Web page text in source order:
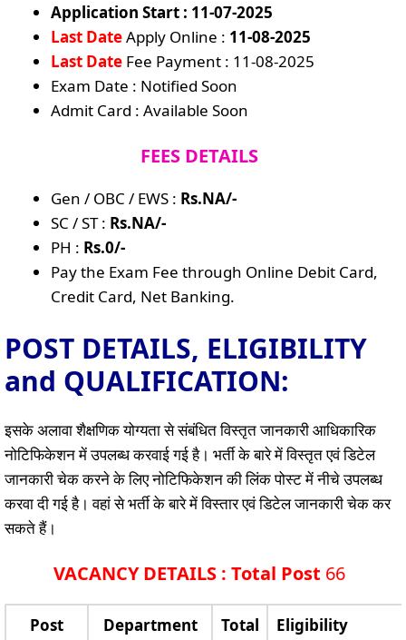
Application Start : 11-07-2025
Last DateApply Online : 11-08-2025
Last Date Fee Payment : 11-08-2025
Exam Date : Notified Soon
Admit Card : Available Soon
FEES DETAILS
Gen / OBC / EWS : Rs.NA/-
SC / ST : Rs.NA/-
PH : Rs.0/-
Pay the Exam Fee through Online Debit Card,
Credit Card, Net Banking.
POST DETAILS, ELIGIBILITY
and QUALIFICATION:
इसके अलावा शैक्षणिक योग्यता से संबंधित विस्तृत जानकारी आधिकारिक
नोटिफिकेशन में उपलब्ध करवाई गई है। भर्ती के बारे में विस्तृत एवं डिटेल
जानकारी चेक करने के लिए नोटिफिकेशन की लिंक पोस्ट में नीचे उपलब्ध
करवा दी गई है। वहां से भर्ती के बारे में विस्तार एवं डिटेल जानकारी चेक कर
सकते हैं।
VACANCY DETAILS : Total Post 66
Post Department Total Eligibility